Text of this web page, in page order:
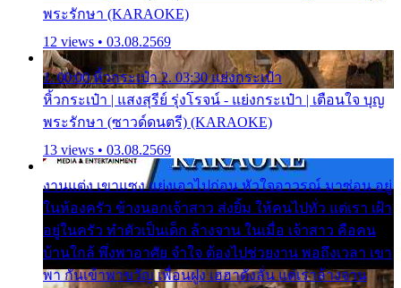
พระรักษา (KARAOKE)
12 views • 03.08.2569
1. 00:00 หิ้วกระเป๋า 2. 03:30 แย่งกระเป๋า
หิ้วกระเป๋า | แสงสุรีย์ รุ่งโรจน์ - แย่งกระเป๋า | เตือนใจ บุญ
พระรักษา (ซาวด์ดนตรี) (KARAOKE)
13 views • 03.08.2569
งานแต่ง เขาแซง แย่งเอาไปก่อน หัวใจอาวรณ์ มาซ่อน อยู่
ในห้องครัว ข้างนอกเจ้าสาว ส่งยิ้ม ให้คนไปทั่ว แต่เรา เฝ้า
อยู่ในครัว ทำตัวเป็นเด็ก ล้างจาน ในเมื่อ เจ้าสาว คือคน
บ้านใกล้ พึ่งพาอาศัย จำใจ ต้องไปช่วยงาน พอถึงเวลา เขา
พา กันเข้าพาขวัญ เพื่อนฝูง เฮฮาดังลั่น แต่เราล้างจาน